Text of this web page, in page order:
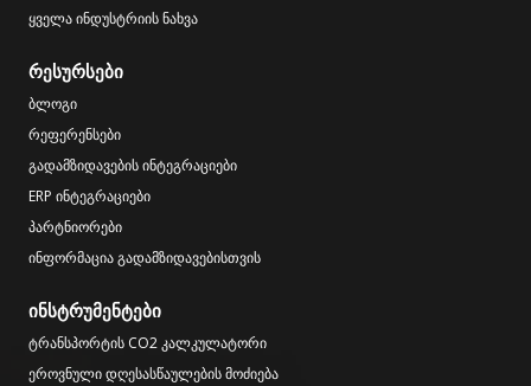
ყველა ინდუსტრიის ნახვა
რესურსები
ბლოგი
რეფერენსები
გადამზიდავების ინტეგრაციები
ERP ინტეგრაციები
პარტნიორები
ინფორმაცია გადამზიდავებისთვის
ინსტრუმენტები
ტრანსპორტის CO2 კალკულატორი
ეროვნული დღესასწაულების მოძიება